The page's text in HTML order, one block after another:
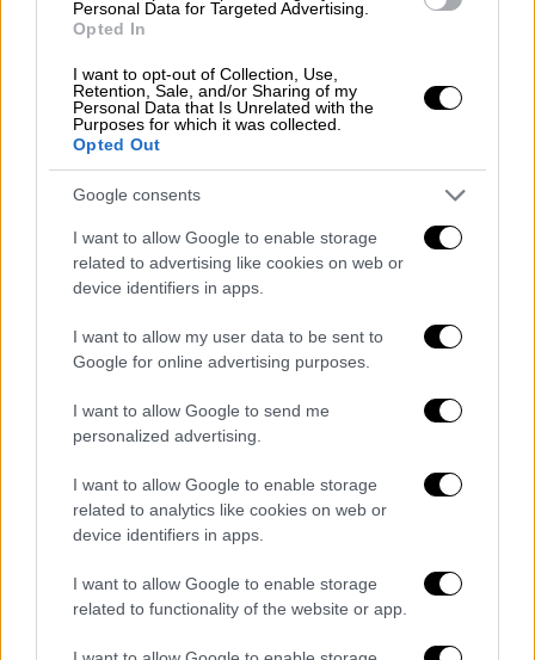
Personal Data for Targeted Advertising.
Opted In
I want to opt-out of Collection, Use,
Retention, Sale, and/or Sharing of my
Personal Data that Is Unrelated with the
Purposes for which it was collected.
Opted Out
Google consents
I want to allow Google to enable storage
related to advertising like cookies on web or
device identifiers in apps.
I want to allow my user data to be sent to
Google for online advertising purposes.
I want to allow Google to send me
personalized advertising.
I want to allow Google to enable storage
related to analytics like cookies on web or
device identifiers in apps.
I want to allow Google to enable storage
related to functionality of the website or app.
Απαγόρευση της στάσης και στάθμευσης των
οχημάτων, την Πέμπτη 17/11/2022 από
ώρα 06:00 καθώς και διακοπή της
κυκλοφορίας αυτών από ώρα 12:00 της ιδίας
μέχρι το πέρας των εκδηλώσεων:
Ελ. Βενιζέλου (Πανεπιστημίου), σε όλο
το μήκος της και στις καθέτους αυτής
μέχρι την πρώτη παράλληλη οδό.
Πλατεία Ομονοίας.
Αιόλου, στο τμήμα της μεταξύ των οδών